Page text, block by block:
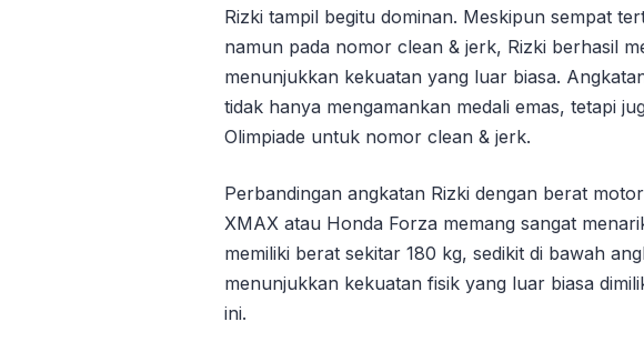
Rizki tampil begitu dominan. Meskipun sempat
namun pada nomor clean & jerk, Rizki berhasil
menunjukkan kekuatan yang luar biasa.
tidak hanya mengamankan medali emas, tetapi
Olimpiade untuk nomor clean & jerk.
Perbandingan angkatan Rizki dengan berat
XMAX atau Honda Forza memang sangat
memiliki berat sekitar 180 kg, sedikit di bawah
menunjukkan kekuatan fisik yang luar biasa
ini.